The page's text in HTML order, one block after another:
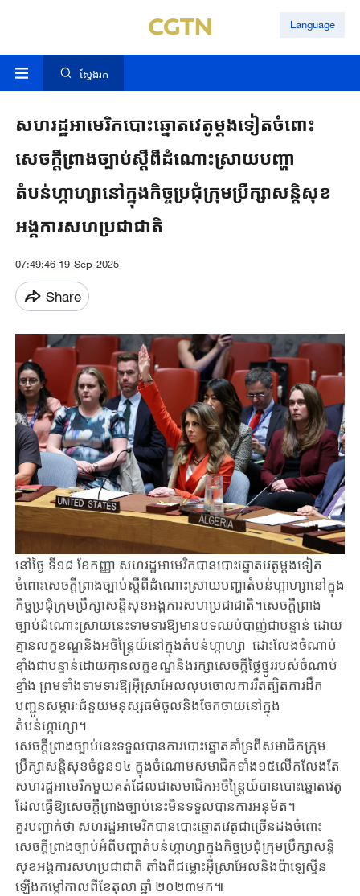
Language
ស្វែងរក
សហរដ្ឋអាមេរិកបោះឆ្នោត​​វេតូ​​ម្តងទៀត​ចំពោះ​
សេចក្តីព្រាង​ច្បាប់​ស្តីពី​ដំណោះ​ស្រាយ​បញ្ហា
តំបន់ហ្កាហ្សានៅ​ក្នុងកិច្ចប្រជុំក្រុមប្រឹក្សាសន្តិសុខ​
អង្គការ​សហ​ប្រជាជាតិ
07:49:46 19-Sep-2025
Share
នៅថ្ងៃ ទី១៨ ខែកញ្ញា សហរដ្ឋអាមេរិកបានបោះឆ្នោតវេតូម្តងទៀត​
ចំពោះសេចក្ដីព្រាងច្បាប់ស្តីពីដំណោះស្រាយ​បញ្ហាតំបន់ហ្កាហ្សានៅ​ក្នុង
កិច្ចប្រជុំក្រុមប្រឹក្សាសន្តិសុខអង្គការសហប្រជាជាតិ។សេចក្ដីព្រាង
ច្បាប់ដំណោះស្រាយនេះទាមទារ​ឱ្យមានបទឈប់បាញ់ជាបន្ទាន់ ​ដោយ
គ្មានលក្ខខណ្ឌនិងអចិន្ត្រៃយ៍នៅក្នុងតំបន់ហ្កាហ្សា ដោះលែងចំណាប់
ខ្មាំងជាបន្ទាន់ដោយគ្មានលក្ខខណ្ឌនិងរក្សាសេចក្តីថ្លៃថ្នូររបស់ចំណាប់
ខ្មាំង ព្រមទាំងទាមទារ​ឱ្យ​អ៊ីស្រាអែល​លុប​ចោល​ការ​រឹត​ត្បិតការដឹក
បញ្ជូនសម្ភារៈជំនួយមនុស្សធម៌ចូលនិងចែកចាយនៅក្នុង
តំបន់ហ្កាហ្សា។
សេចក្ដីព្រាងច្បាប់នេះទទួលបានការបោះឆ្នោតគាំទ្រពីសមាជិកក្រុម
ប្រឹក្សាសន្តិសុខចំនួន១៤ ក្នុងចំណោមសមាជិកទាំង១៥លើកលែងតែ
សហរដ្ឋអាមេរិកមួយគត់ដែលជាសមាជិកអចិន្ត្រៃយ៍បានបោះឆ្នោតវេតូ​
ដែលធ្វើឱ្យសេចក្ដីព្រាងច្បាប់នេះមិនទទួលបានការអនុម័ត។
គួរបញ្ជាក់ថា សហរដ្ឋអាមេរិកបានបោះឆ្នោតវេតូជាច្រើនដងចំពោះ
សេចក្តីព្រាងច្បាប់អំពីបញ្ហាតំបន់ហ្កាហ្សាក្នុងកិច្ចប្រជុំក្រុមប្រឹក្សាសន្តិ
សុខអង្គការសហប្រជាជាតិ តាំង​ពីជម្លោះអ៊ីស្រាអែលនិងប៉ាឡេស្ទីន
ឡើងកម្តៅកាលពីខែតុលា ឆ្នាំ ២០២៣មក៕